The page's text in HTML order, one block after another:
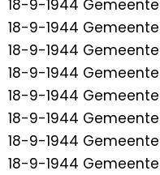
18-9-1944
18-9-1944
18-9-1944
18-9-1944
18-9-1944
18-9-1944
18-9-1944
18-9-1944